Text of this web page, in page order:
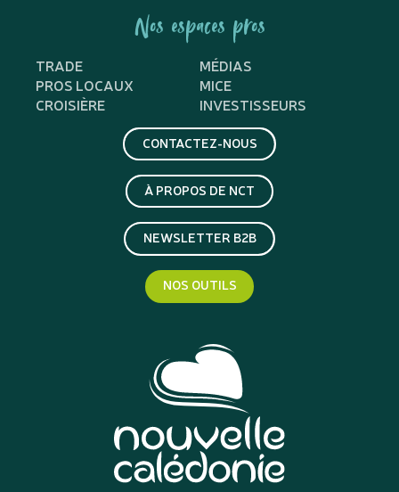
Nos espaces pros
TRADE
MÉDIAS
PROS LOCAUX
MICE
CROISIÈRE
INVESTISSEURS
CONTACTEZ-NOUS
À PROPOS DE NCT
NEWSLETTER B2B
NOS OUTILS